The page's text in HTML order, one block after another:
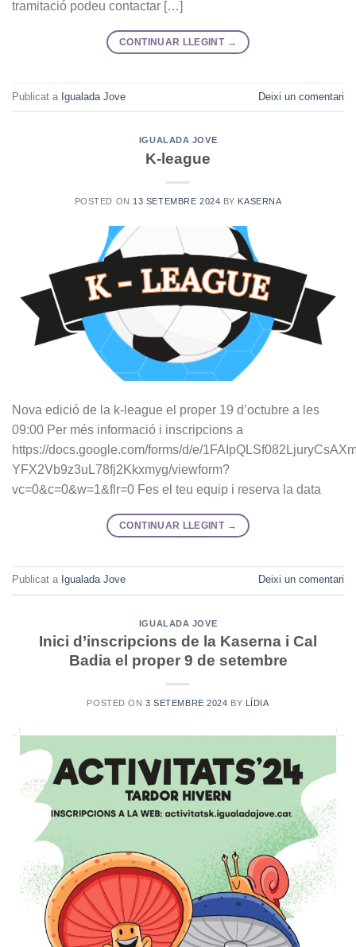
tramitació podeu contactar […]
CONTINUAR LLEGINT →
Publicat a Igualada Jove Deixi un comentari
IGUALADA JOVE
K-league
POSTED ON 13 SETEMBRE 2024 BY KASERNA
Nova edició de la k-league el proper 19 d’octubre a les
09:00 Per més informació i inscripcions a
https://docs.google.com/forms/d/e/
YFX2Vb9z3uL78fj2Kkxmyg/viewform?
vc=0&c=0&w=1&flr=0 Fes el teu equip i reserva la data
CONTINUAR LLEGINT →
Publicat a Igualada Jove Deixi un comentari
IGUALADA JOVE
Inici d’inscripcions de la Kaserna i Cal
Badia el proper 9 de setembre
POSTED ON3 SETEMBRE 2024 BY LÍDIA